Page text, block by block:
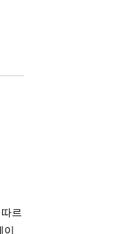
르
이